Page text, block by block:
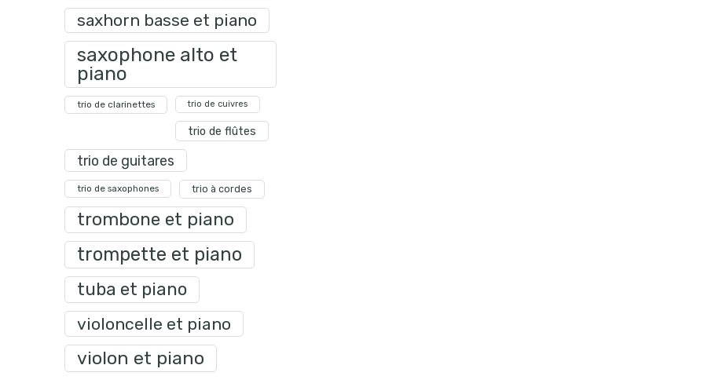
saxhorn basse et piano
saxophone alto et
piano
trio de clarinettes trio de cuivres
trio de flûtes
trio de guitares
trio de saxophones trio à cordes
trombone et piano
trompette et piano
tuba et piano
violoncelle et piano
violon et piano